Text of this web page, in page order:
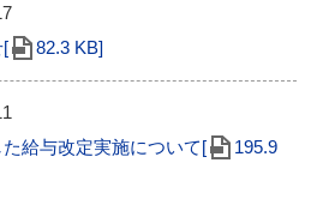
[
82.3 KB]
給与改定実施について[
195.9